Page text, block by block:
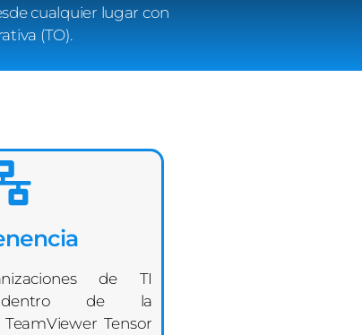
cualquier lugar con
(TO).
de TI
dentro de la
Tensor